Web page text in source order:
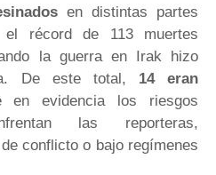
en distintas partes
el récord de 113 muertes
la guerra en Irak hizo
De este total, 14 eran
evidencia los riesgos
las reporteras,
conflicto o bajo regímenes